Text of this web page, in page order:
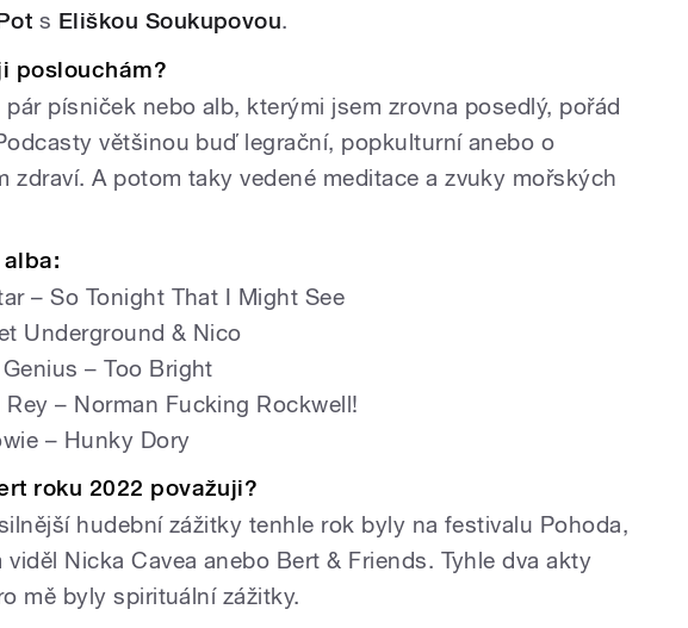
s Eliškou Soukupovou.
poslouchám?
pár písniček nebo alb, kterými jsem zrovna posedlý, pořád
většinou buď legrační, popkulturní anebo o
zdraví. A potom taky vedené meditace a zvuky mořských
– So Tonight That I Might See
Underground & Nico
– Too Bright
Rey – Norman Fucking Rockwell!
– Hunky Dory
roku 2022 považuji?
hudební zážitky tenhle rok byly na festivalu Pohoda,
viděl Nicka Cavea anebo Bert & Friends. Tyhle dva akty
mě byly spirituální zážitky.